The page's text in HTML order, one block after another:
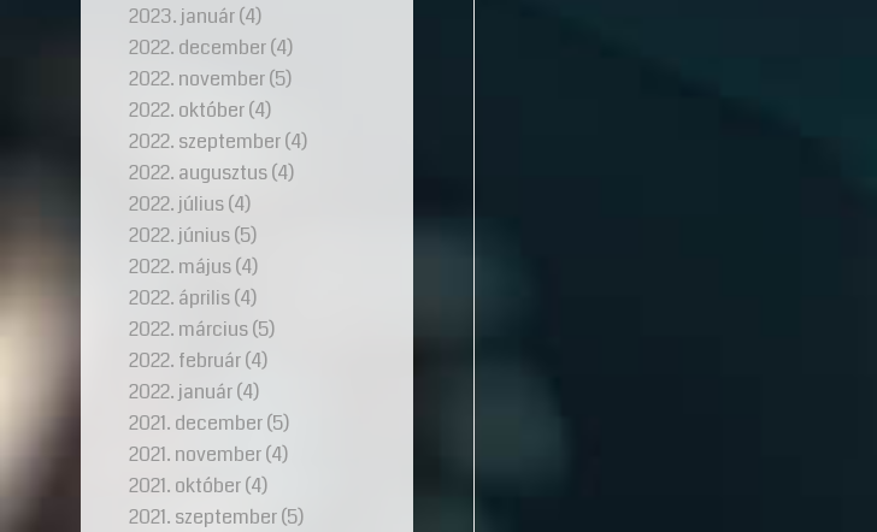
2023. január(4)
2022. december(4)
2022. november(5)
2022. október(4)
2022. szeptember(4)
2022. augusztus(4)
2022. július(4)
2022. június(5)
2022. május(4)
2022. április(4)
2022. március(5)
2022. február(4)
2022. január(4)
2021. december(5)
2021. november(4)
2021. október(4)
2021. szeptember(5)